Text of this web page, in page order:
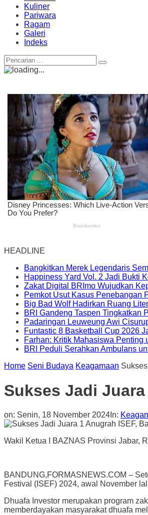
Kuliner
Pariwara
Ragam
Galeri
Indeks
HEADLINE
Bangkitkan Merek Legendaris
Happiness Yard Vol. 2 Jadi Bukti
Zakat Digital BRImo Wujudkan
Pemkot Usut Kasus Penebangan
Big Bad Wolf Hadirkan Ruang
BRI Gandeng Taspen Tingkatkan
Padaringan Leuweung Awi
Funtastic 8 Basketball Cup 2026
Farhan: Kritik Mahasiswa Penting
BRI Peduli Serahkan Ambulans
Home Seni Budaya Keagamaan
Sukses Jadi
on: Senin, 18 November 2024 In:
Wakil Ketua I BAZNAS Provinsi Jabar,
BANDUNG,FORMASNEWS.COM –
Festival (ISEF) 2024, awal November
Dhuafa Investor merupakan program
memberdayakan masyarakat dhuafa